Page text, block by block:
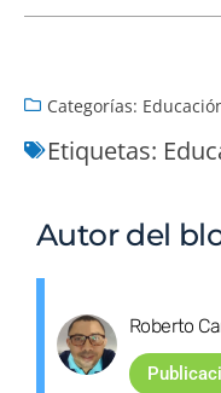
Categorías:
Etiquetas:
Autor del
Roberto